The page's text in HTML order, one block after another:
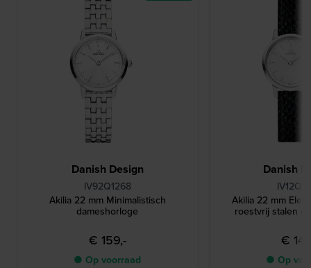
Danish Design
IV92Q1268
Akilia 22 mm Minimalistisch
dameshorloge
€ 159,-
● Op voorraad
Danish
Akilia 22 mm
roestvrij stalen
€
● Op